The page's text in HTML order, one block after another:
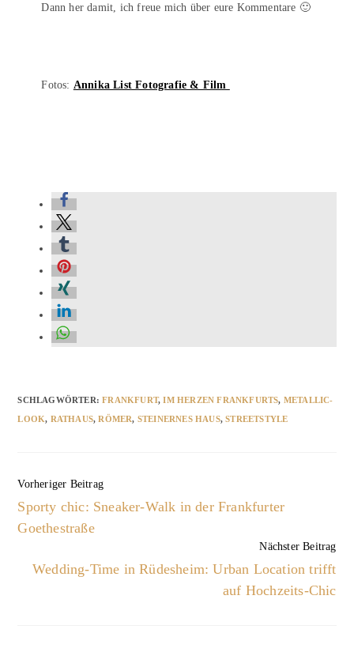
Dann her damit, ich freue mich über eure Kommentare 🙂
Fotos: Annika List Fotografie & Film
SCHLAGWÖRTER:FRANKFURT, IM HERZEN FRANKFURTS, METALLIC-
LOOK, RATHAUS, RÖMER, STEINERNES HAUS, STREETSTYLE
Vorheriger Beitrag
Sporty chic: Sneaker-Walk in der Frankfurter
Goethestraße
Nächster Beitrag
Wedding-Time in Rüdesheim: Urban Location trifft
auf Hochzeits-Chic